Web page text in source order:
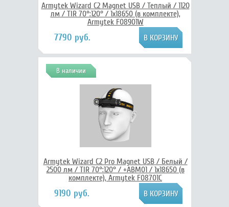
Armytek Wizard C2 Magnet USB / Теплый / 1120
лм / TIR 70°:120° / 1x18650 (в комплекте),
Armytek F08901W
7790 руб.
В наличии
Armytek Wizard C2 Pro Magnet USB / Белый /
2500 лм / TIR 70°:120° / +ABM01 / 1x18650 (в
комплекте), Armytek F08701C
9190 руб.